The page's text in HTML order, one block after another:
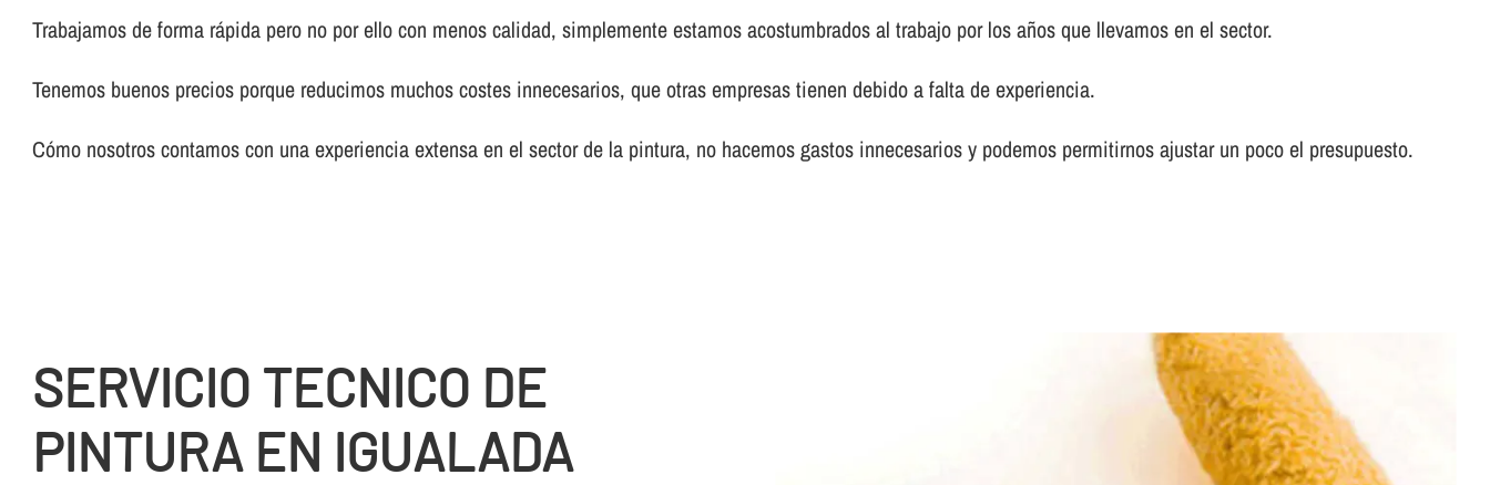
Trabajamos de forma rápida pero no por ello con menos calidad, simplemente estamos acostumbrados al trabajo por los años que llevamos en el sector.
Tenemos buenos precios porque reducimos muchos costes innecesarios, que otras empresas tienen debido a falta de experiencia.
Cómo nosotros contamos con una experiencia extensa en el sector de la pintura, no hacemos gastos innecesarios y podemos permitirnos ajustar un poco el presupuesto.
SERVICIO TECNICO DE
PINTURA EN IGUALADA